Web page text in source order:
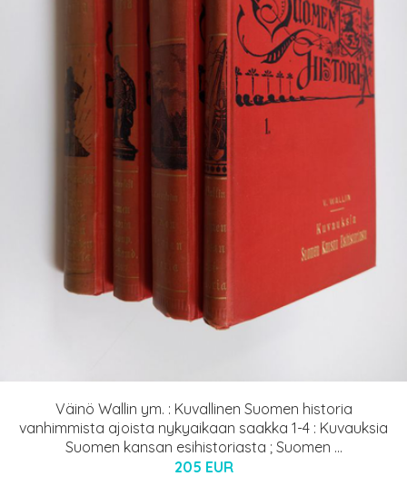
Väinö Wallin ym. : Kuvallinen Suomen historia
vanhimmista ajoista nykyaikaan saakka 1-4 : Kuvauksia
Suomen kansan esihistoriasta ; Suomen ...
205 EUR